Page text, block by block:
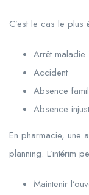
C’est le cas le plus
Arrêt maladie
Accident
Absence
Absence
En pharmacie, une
planning. L’intérim
Maintenir